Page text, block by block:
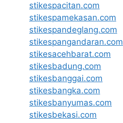
stikespacitan.com
stikespamekasan.com
stikespandeglang.com
stikespangandaran.com
stikesacehbarat.com
stikesbadung.com
stikesbanggai.com
stikesbangka.com
stikesbanyumas.com
stikesbekasi.com